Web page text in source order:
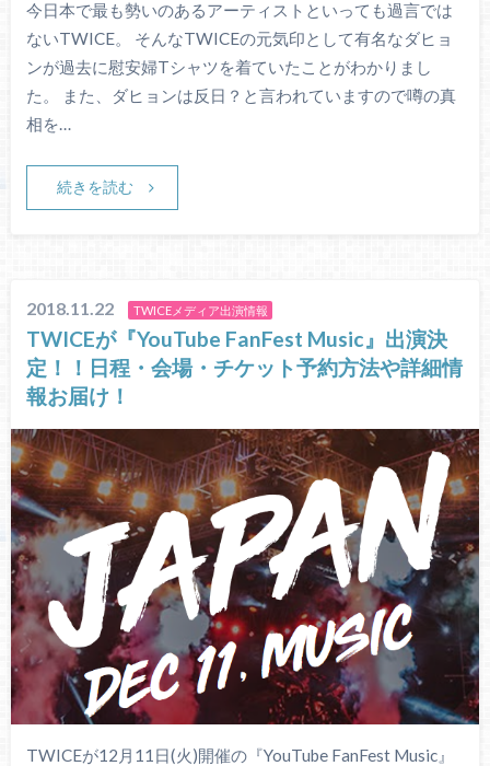
今日本で最も勢いのあるアーティストといっても過言では
ないTWICE。 そんなTWICEの元気印として有名なダヒョ
ンが過去に慰安婦Tシャツを着ていたことがわかりまし
た。 また、ダヒョンは反日？と言われていますので噂の真
相を…
続きを読む
2018.11.22 TWICEメディア出演情報
TWICEが『YouTube FanFest Music』出演決
定！！日程・会場・チケット予約方法や詳細情
報お届け！
TWICEが12月11日(火)開催の『YouTube FanFest Music』